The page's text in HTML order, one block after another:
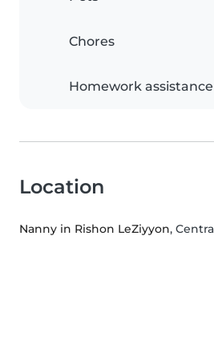
Chores
Homework assistance
Location
Nanny in Rishon LeZiyyon,